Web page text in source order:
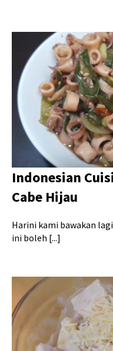
Indonesian
Cabe Hijau
Harini kami bawakan
ini boleh [...]